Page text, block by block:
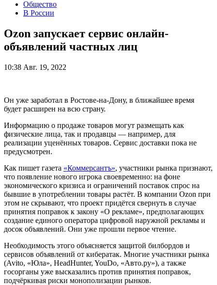
Общество
В России
Ozon запускает сервис онлайн-
объявлений частных лиц
10:38 Авг. 19, 2022
Он уже заработал в Ростове-на-Дону, в ближайшее время
будет расширен на всю страну.
Информацию о продаже товаров могут размещать как
физические лица, так и продавцы — например, для
реализации уценённых товаров. Сервис доставки пока не
предусмотрен.
Как пишет газета «Коммерсантъ», участники рынка признают,
что появление нового игрока своевременно: на фоне
экономического кризиса и ограничений поставок спрос на
бывшие в употреблении товары растёт. В компании Ozon при
этом не скрывают, что проект придётся свернуть в случае
принятия поправок к закону «О рекламе», предполагающих
создание единого оператора цифровой наружной рекламы и
досок объявлений. Они уже прошли первое чтение.
Необходимость этого объясняется защитой билбордов и
сервисов объявлений от кибератак. Многие участники рынка
(Avito, «Юла», HeadHunter, YouDo, «Авто.ру»), а также
госорганы уже высказались против принятия поправок,
подчёркивая риски монополизации рынков.